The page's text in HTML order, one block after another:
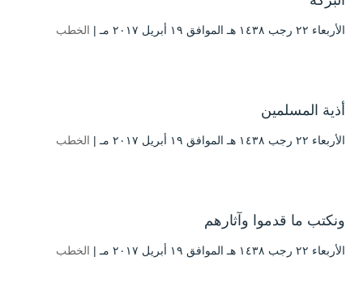
الأربعاء ۲۲ رجب ۱٤۳۸ هـ الموافق ۱۹ أبريل ۲۰۱۷ مـ | الخطب
أذية المسلمين
الأربعاء ۲۲ رجب ۱٤۳۸ هـ الموافق ۱۹ أبريل ۲۰۱۷ مـ | الخطب
ونكتب ما قدموا وآثارهم
الأربعاء ۲۲ رجب ۱٤۳۸ هـ الموافق ۱۹ أبريل ۲۰۱۷ مـ | الخطب